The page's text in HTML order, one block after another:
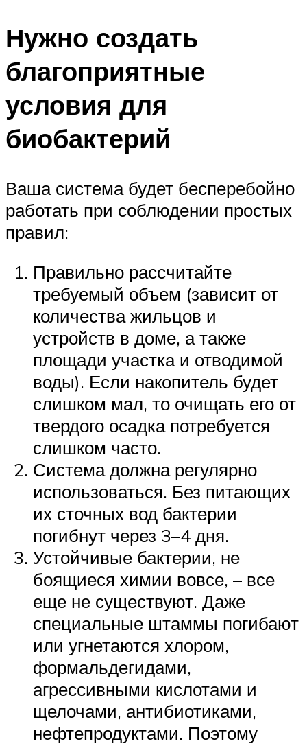
Нужно создать
благоприятные
условия для
биобактерий
Ваша система будет бесперебойно
работать при соблюдении простых
правил:
Правильно рассчитайте
требуемый объем (зависит от
количества жильцов и
устройств в доме, а также
площади участка и отводимой
воды). Если накопитель будет
слишком мал, то очищать его от
твердого осадка потребуется
слишком часто.
Система должна регулярно
использоваться. Без питающих
их сточных вод бактерии
погибнут через 3–4 дня.
Устойчивые бактерии, не
боящиеся химии вовсе, – все
еще не существуют. Даже
специальные штаммы погибают
или угнетаются хлором,
формальдегидами,
агрессивными кислотами и
щелочами, антибиотиками,
нефтепродуктами. Поэтому